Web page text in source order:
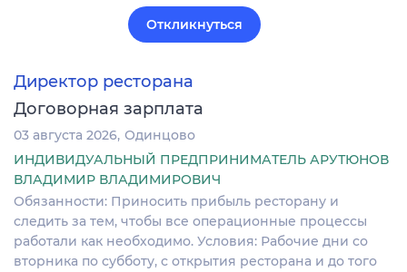
Откликнуться
Директор ресторана
Договорная зарплата
03 августа 2026 Одинцово
ИНДИВИДУАЛЬНЫЙ ПРЕДПРИНИМАТЕЛЬ АРУТЮНОВ
ВЛАДИМИР ВЛАДИМИРОВИЧ
Обязанности: Приносить прибыль ресторану и
следить за тем, чтобы все операционные процессы
работали как необходимо. Условия: Рабочие дни со
вторника по субботу, с открытия ресторана и до того